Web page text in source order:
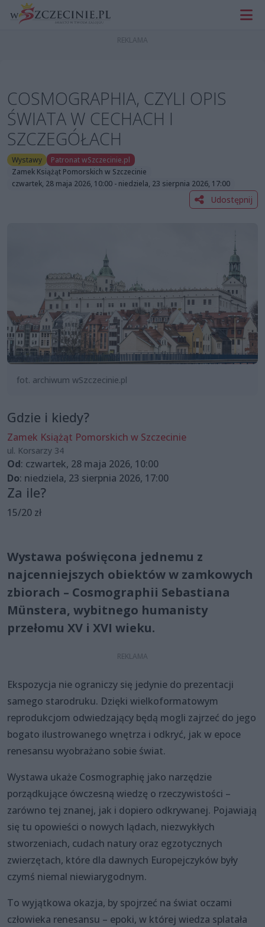
COSMOGRAPHIA, CZYLI OPIS
ŚWIATA W CECHACH I
SZCZEGÓŁACH
Wystawy
Patronat wSzczecinie.pl
Zamek Książąt Pomorskich w Szczecinie
czwartek, 28 maja 2026, 10:00 - niedziela, 23 sierpnia 2026, 17:00
Udostępnij
fot. archiwum wSzczecinie.pl
Gdzie i kiedy?
Zamek Książąt Pomorskich w Szczecinie
ul. Korsarzy 34
Od: czwartek, 28 maja 2026, 10:00
Do: niedziela, 23 sierpnia 2026, 17:00
Za ile?
15/20 zł
Wystawa poświęcona jednemu z
najcenniejszych obiektów w zamkowych
zbiorach – Cosmographii Sebastiana
Münstera, wybitnego humanisty
przełomu XV i XVI wieku.
Ekspozycja nie ograniczy się jedynie do prezentacji
samego starodruku. Dzięki wielkoformatowym
reprodukcjom odwiedzający będą mogli zajrzeć do jego
bogato ilustrowanego wnętrza i odkryć, jak w epoce
renesansu wyobrażano sobie świat.
Wystawa ukaże Cosmographię jako narzędzie
porządkujące ówczesną wiedzę o rzeczywistości –
zarówno tej znanej, jak i dopiero odkrywanej. Pojawiają
się tu opowieści o nowych lądach, niezwykłych
stworzeniach, cudach natury oraz egzotycznych
zwierzętach, które dla dawnych Europejczyków były
czymś niemal niewiarygodnym.
To wyjątkowa okazja, by spojrzeć na świat oczami
człowieka renesansu – epoki, w której wiedza splatała